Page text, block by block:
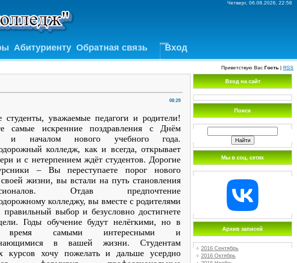
Четверг, 06.08.2026, 22:58
Абитуриенту Обратная связь Вход
Приветствую Вас Гость | RSS
08:29
студенты, уважаемые педагоги и родители!
самые искренние поздравления с Днём
и началом нового учебного года.
колледж, как и всегда, открывает
и с нетерпением ждёт студентов. Дорогие
– Вы переступаете порог нового
жизни, вы встали на путь становления
Отдав предпочтение
колледжу, вы вместе с родителями
правильный выбор и безусловно достигнете
Годы обучение будут нелёгкими, но в
время самыми интересными и
в вашей жизни. Студентам
курсов хочу пожелать и дальше усердно
Вход на сайт
Поиск
Мы в соц. сетях
Архив записей
2016 Сентябрь
2016 Октябрь